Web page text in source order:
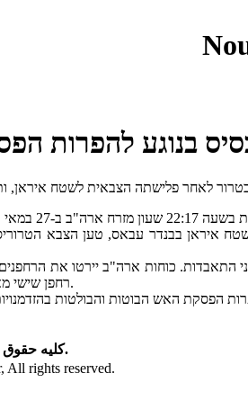
בנוגע להפרות
איראן בבנדר עבאס, טען הצבא
רחפן שישי מאתר שליטה קרקעי איראני בבנדר עבאס.
کلیه حقوق این سایت برای نورنیوز محفوظ است.
rights reserved.